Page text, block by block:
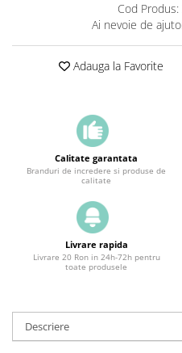
Cod Produs:
Ai nevoie de
Adauga la Favorite
Calitate garantata
Branduri de incredere si produse de
calitate
Livrare rapida
Livrare 20 Ron in 24h-72h pentru
toate produsele
Descriere